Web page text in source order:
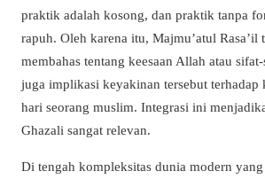
praktik adalah kosong, dan praktik tanpa
rapuh. Oleh karena itu, Majmu’atul Rasa’il
membahas tentang keesaan Allah atau
juga implikasi keyakinan tersebut terhadap
hari seorang muslim. Integrasi ini
Ghazali sangat relevan.
Di tengah kompleksitas dunia modern